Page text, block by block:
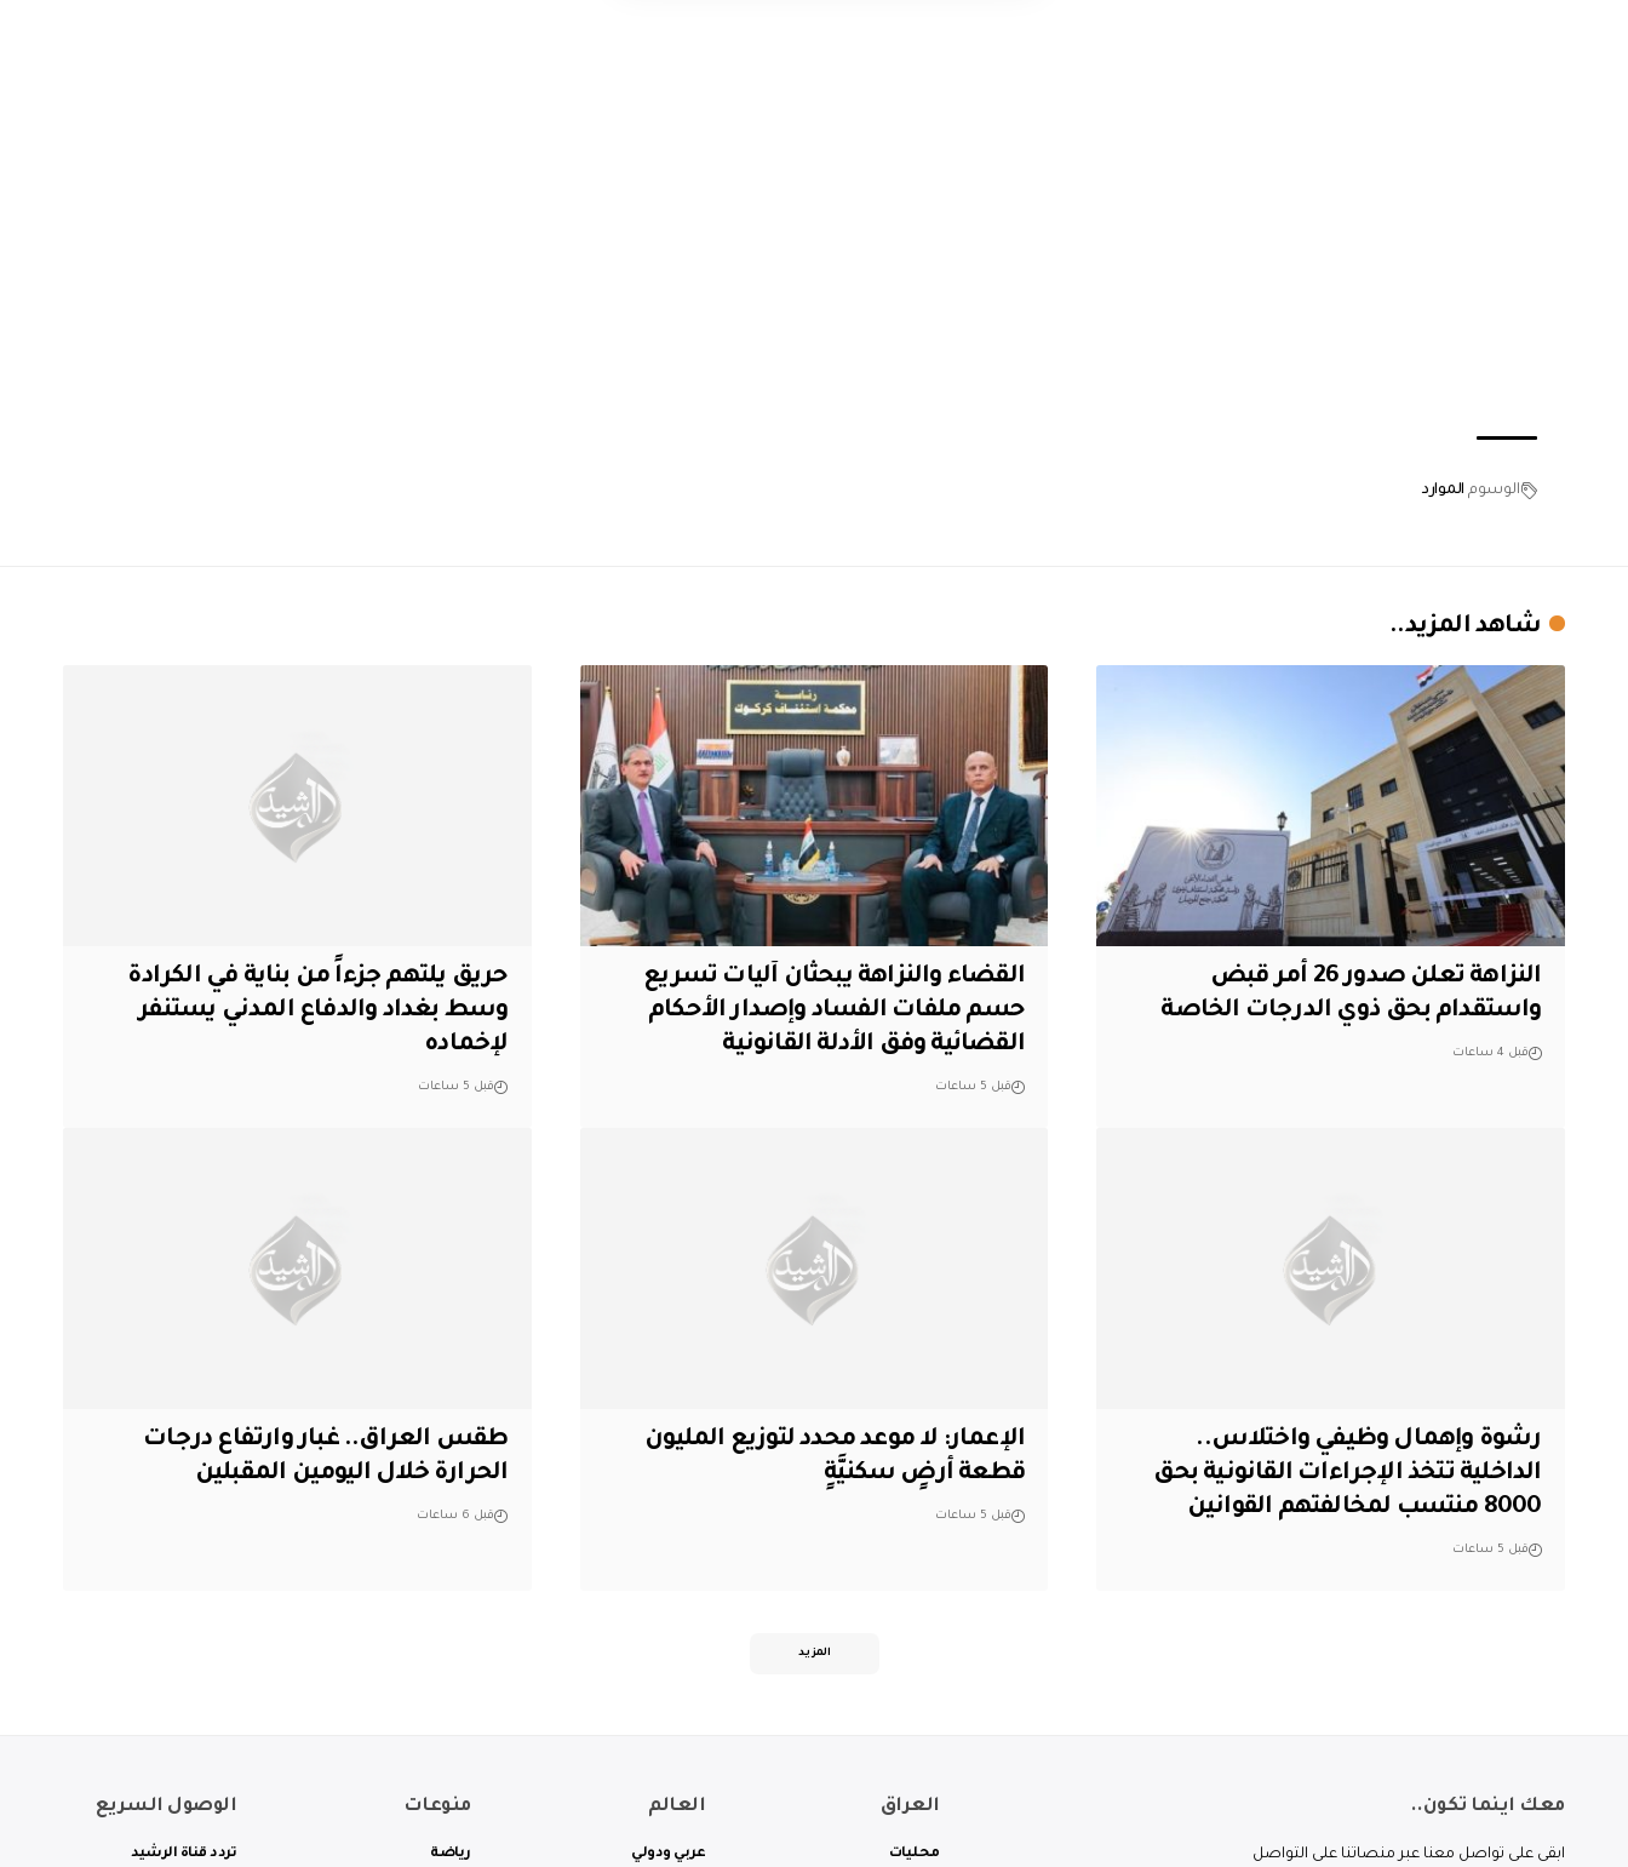
الوسوم الموارد
شاهد المزيد..
النزاهة تعلن صدور 26 أمر قبض
واستقدام بحق ذوي الدرجات الخاصة
قبل 4 ساعات
القضاء والنزاهة يبحثان آليات تسريع
حسم ملفات الفساد وإصدار الأحكام
القضائية وفق الأدلة القانونية
قبل 5 ساعات
حريق يلتهم جزءاً من بناية في الكرادة
وسط بغداد والدفاع المدني يستنفر
لإخماده
قبل 5 ساعات
رشوة وإهمال وظيفي واختلاس..
الداخلية تتخذ الإجراءات القانونية بحق
8000 منتسب لمخالفتهم القوانين
قبل 5 ساعات
الإعمار: لا موعد محدد لتوزيع المليون
قطعة أرضٍ سكنيَّةٍ
قبل 5 ساعات
طقس العراق.. غبار وارتفاع درجات
الحرارة خلال اليومين المقبلين
قبل 6 ساعات
المزيد
معك اينما تكون..
ابقى على تواصل معنا عبر منصاتنا على التواصل
العراق
محليات
العالم
عربي ودولي
منوعات
رياضة
الوصول السريع
تردد قناة الرشيد